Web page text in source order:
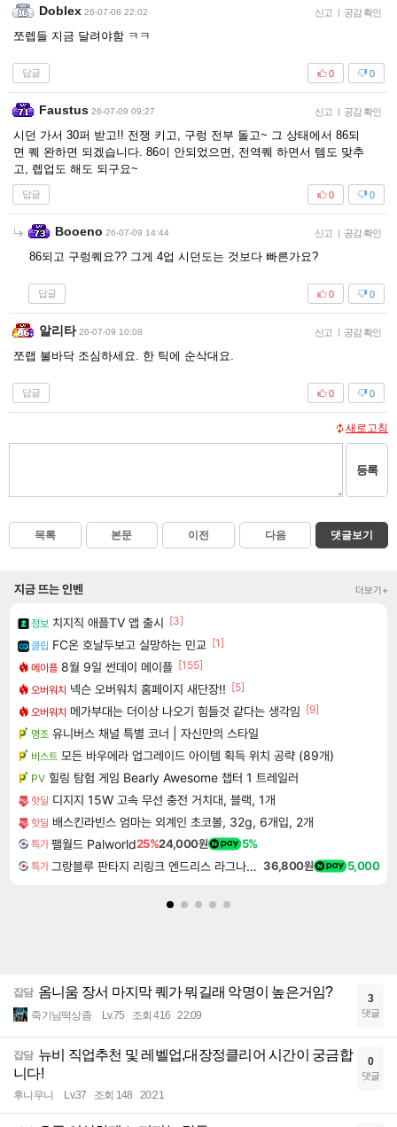
Doblex 26-07-08 22:02 신고 | 공감 확인
쪼렙들 지금 달려야함 ㅋㅋ
답글 0
0
Faustus 26-07-09 09:27 신고 | 공감 확인
시던 가서 30퍼 받고!! 전쟁 키고, 구렁 전부 돌고~ 그 상태에서 86되
면 퀘 완하면 되겠습니다. 86이 안되었으면, 전역퀘 하면서 템도 맞추
고, 렙업도 해도 되구요~
답글 0
0
Booeno 26-07-09 14:44 신고 | 공감 확인
86되고 구렁퀘요?? 그게 4업 시던도는 것보다 빠른가요?
답글 0
0
알리타 26-07-09 10:08 신고 | 공감 확인
쪼랩 불바닥 조심하세요. 한 틱에 순삭대요.
답글 0
0
새로고침
등록
목록 본문 이전 다음 댓글보기
지금 뜨는 인벤 더보기+
정보 치지직 애플TV 앱 출시 [3]
클립 FC온 호날두보고 실망하는 민교 [1]
메이플 8월 9일 썬데이 메이플 [155]
오버워치 넥슨 오버워치 홈페이지 새단장!! [5]
오버워치 메가부대는 더이상 나오기 힘들것 같다는 생각임 [9]
명조 유니버스 채널 특별 코너 | 자신만의 스타일
비스트 모든 바우에라 업그레이드 아이템 획득 위치 공략 (89개)
PV 힐링 탐험 게임 Bearly Awesome 챕터 1 트레일러
핫딜 디지지 15W 고속 무선 충전 거치대, 블랙, 1개
핫딜 배스킨라빈스 엄마는 외계인 초코볼, 32g, 6개입, 2개
특가 팰월드 Palworld25%24,000원 5%
특가 그랑블루 판타지 리링크 엔드리스 라그나로크 업그레이드 킷 Granblue Fantasy Relink Endless Ragnarok Upgrade Kit DLC 36,800원 5,000
잡담 옴니움 장서 마지막 퀘가 뭐길래 악명이 높은거임?
죽기님떡상좀 Lv.75 조회 416 22:09
3
댓글
잡담 뉴비 직업추천 및 레벨업,대장정클리어 시간이 궁금합
니다!
후니무니 Lv.37 조회 148 20:21
0
댓글